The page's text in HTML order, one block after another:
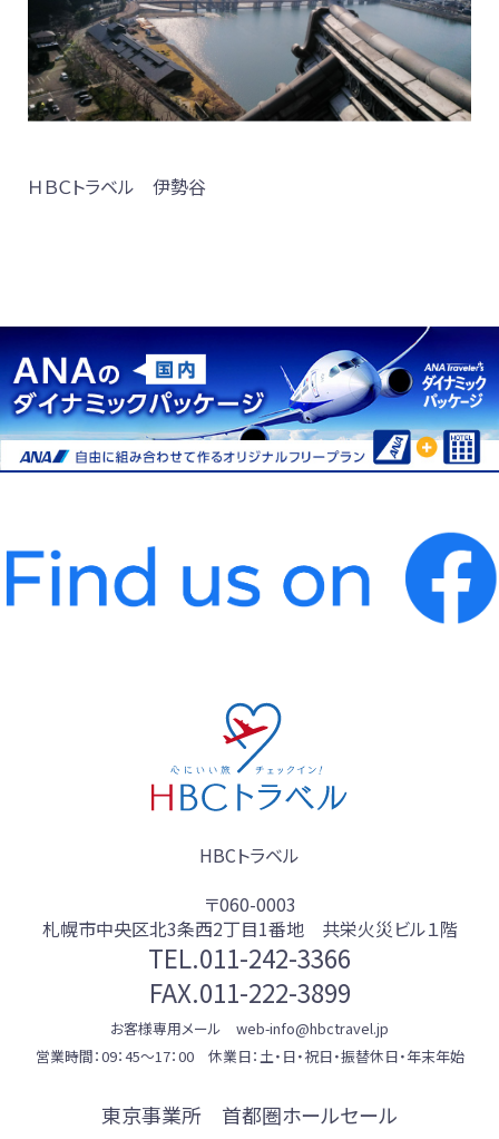
ＨＢＣトラベル 伊勢谷
HBCトラベル
〒060-0003
札幌市中央区北3条西2丁目1番地 共栄火災ビル１階
TEL.011-242-3366
FAX.011-222-3899
お客様専用メール web-info@hbctravel.jp
営業時間：09：45～17：00 休業日：土・日・祝日・振替休日・年末年始
東京事業所 首都圏ホールセール